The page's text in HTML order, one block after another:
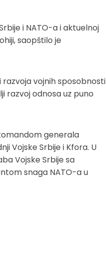
i NATO-a i aktuelnoj
saopštilo je
vojnih sposobnosti
razvoj odnosa uz puno
generala
Vojske Srbije i Kfora. U
Vojske Srbije sa
snaga NATO-a u